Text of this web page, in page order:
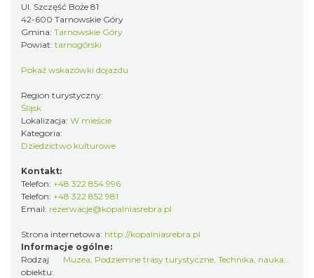
Ul. Szczęść Boże 81
42-600 Tarnowskie Góry
Gmina: Tarnowskie Góry
Powiat: tarnogórski
Pokaż wskazówki dojazdu
Region turystyczny:
Śląsk
Lokalizacja: W mieście
Kategoria:
Dziedzictwo kulturowe
Kontakt:
Telefon: +48 322 854 996
Telefon: +48 322 852 981
Email: rezerwacje@kopalniasrebra.pl
Strona internetowa: http://kopalniasrebra.pl
Informacje ogólne:
Rodzaj
obiektu:
Muzea Podziemne trasy turystyczne ,Technika, nauka…